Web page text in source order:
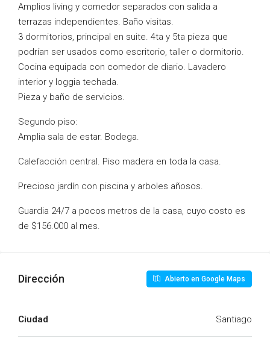
Amplios living y comedor separados con salida a
terrazas independientes. Baño visitas.
3 dormitorios, principal en suite. 4ta y 5ta pieza que
podrían ser usados como escritorio, taller o dormitorio.
Cocina equipada con comedor de diario. Lavadero
interior y loggia techada.
Pieza y baño de servicios.
Segundo piso:
Amplia sala de estar. Bodega.
Calefacción central. Piso madera en toda la casa.
Precioso jardín con piscina y arboles añosos.
Guardia 24/7 a pocos metros de la casa, cuyo costo es
de $156.000 al mes.
Dirección Abierto en Google Maps
Ciudad Santiago